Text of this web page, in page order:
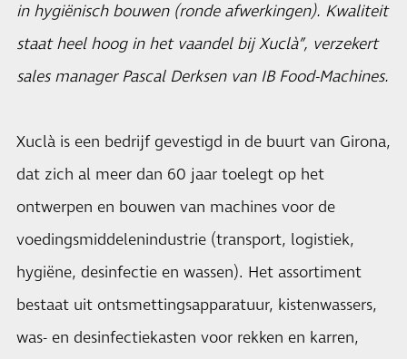
in hygiënisch bouwen (ronde afwerkingen). Kwaliteit
staat heel hoog in het vaandel bij Xuclà”, verzekert
sales manager Pascal Derksen van IB Food-Machines.
Xuclà is een bedrijf gevestigd in de buurt van Girona,
dat zich al meer dan 60 jaar toelegt op het
ontwerpen en bouwen van machines voor de
voedingsmiddelenindustrie (transport, logistiek,
hygiëne, desinfectie en wassen). Het assortiment
bestaat uit ontsmettingsapparatuur, kistenwassers,
was- en desinfectiekasten voor rekken en karren,